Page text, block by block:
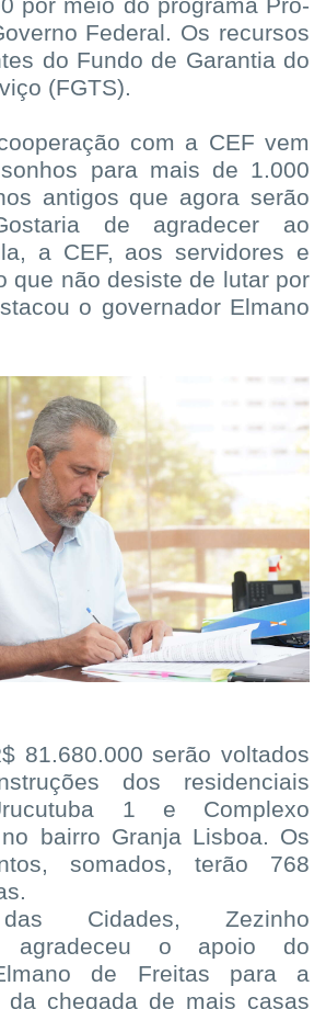
por meio do programa Pró-
Federal. Os recursos
do Fundo de Garantia do
(FGTS).
com a CEF vem
para mais de 1.000
antigos que agora serão
de agradecer ao
a CEF, aos servidores e
que não desiste de lutar por
o governador Elmano
81.680.000 serão voltados
dos residenciais
1 e Complexo
bairro Granja Lisboa. Os
somados, terão 768
Cidades, Zezinho
agradeceu o apoio do
de Freitas para a
da chegada de mais casas